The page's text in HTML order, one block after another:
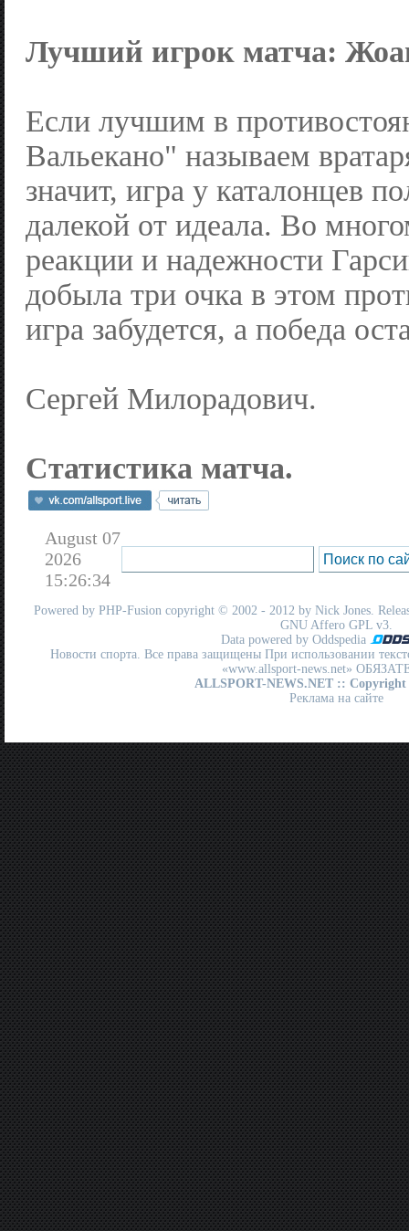
Лучший игрок матча:
Если лучшим в
Вальекано" называем
значит, игра у каталонцев
далекой от идеала. Во
реакции и надежности
добыла три очка в этом
игра забудется, а победа
Сергей Милорадович.
Статистика матча.
August 07
2026
15:26:34
Powered by PHP-Fusion copyright © 2002 - 2012 by Nick Jones.
GNU Affero GPL v3.
Data powered by Oddspedia
Новости спорта. Все права защищены При использовании
«www.allsport-news.net»
ALLSPORT-NEWS.NET :: Copyright
Реклама на сайте